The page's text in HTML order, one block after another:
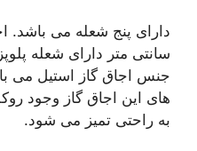
سانتی متر دارای شعله پلوپز
جنس اجاق گاز استیل می
های این اجاق گاز وجود
به راحتی تمیز می شود.